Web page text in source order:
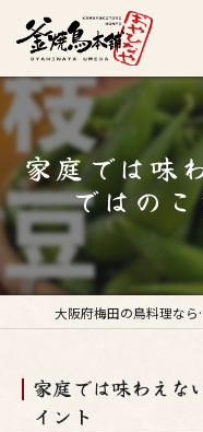
家庭では味
ではの
大阪府梅田
家庭では味わえな
イント